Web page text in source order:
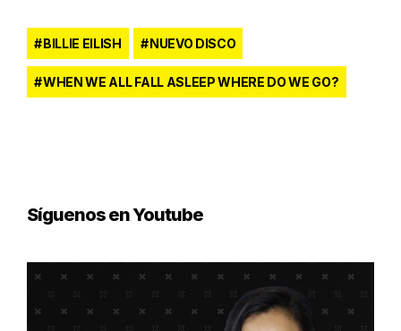
BILLIE EILISH NUEVO DISCO
WHEN WE ALL FALL ASLEEP WHERE DO WE GO?
Síguenos en Youtube